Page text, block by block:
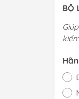
BỘ